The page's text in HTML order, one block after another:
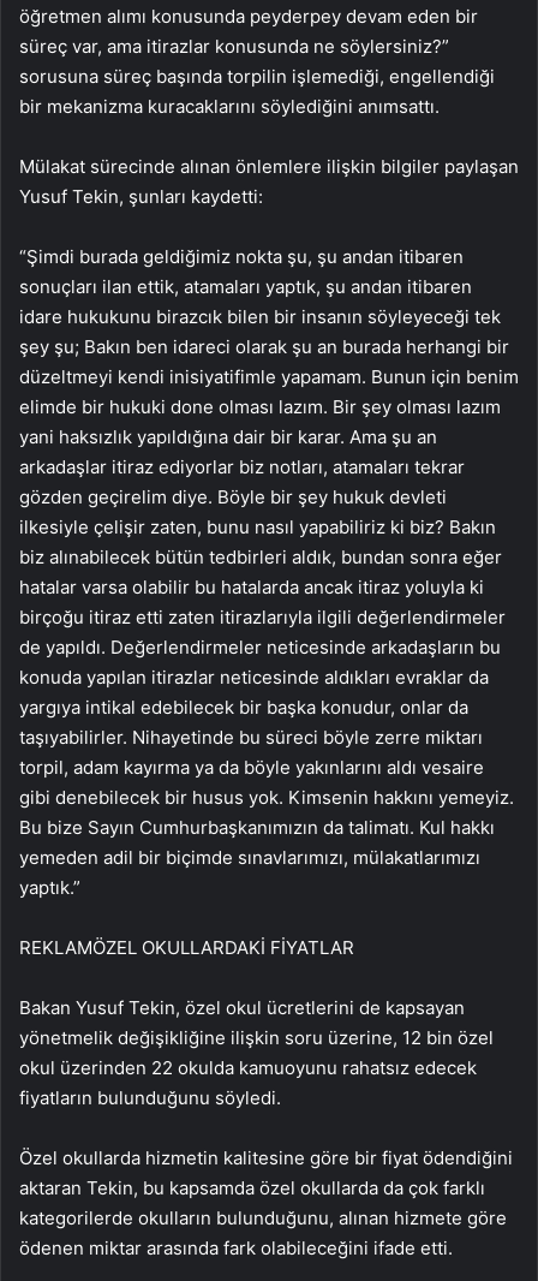
öğretmen alımı konusunda peyderpey devam eden bir
süreç var, ama itirazlar konusunda ne söylersiniz?”
sorusuna süreç başında torpilin işlemediği, engellendiği
bir mekanizma kuracaklarını söylediğini anımsattı.
Mülakat sürecinde alınan önlemlere ilişkin bilgiler paylaşan
Yusuf Tekin, şunları kaydetti:
“Şimdi burada geldiğimiz nokta şu, şu andan itibaren
sonuçları ilan ettik, atamaları yaptık, şu andan itibaren
idare hukukunu birazcık bilen bir insanın söyleyeceği tek
şey şu; Bakın ben idareci olarak şu an burada herhangi bir
düzeltmeyi kendi inisiyatifimle yapamam. Bunun için benim
elimde bir hukuki done olması lazım. Bir şey olması lazım
yani haksızlık yapıldığına dair bir karar. Ama şu an
arkadaşlar itiraz ediyorlar biz notları, atamaları tekrar
gözden geçirelim diye. Böyle bir şey hukuk devleti
ilkesiyle çelişir zaten, bunu nasıl yapabiliriz ki biz? Bakın
biz alınabilecek bütün tedbirleri aldık, bundan sonra eğer
hatalar varsa olabilir bu hatalarda ancak itiraz yoluyla ki
birçoğu itiraz etti zaten itirazlarıyla ilgili değerlendirmeler
de yapıldı. Değerlendirmeler neticesinde arkadaşların bu
konuda yapılan itirazlar neticesinde aldıkları evraklar da
yargıya intikal edebilecek bir başka konudur, onlar da
taşıyabilirler. Nihayetinde bu süreci böyle zerre miktarı
torpil, adam kayırma ya da böyle yakınlarını aldı vesaire
gibi denebilecek bir husus yok. Kimsenin hakkını yemeyiz.
Bu bize Sayın Cumhurbaşkanımızın da talimatı. Kul hakkı
yemeden adil bir biçimde sınavlarımızı, mülakatlarımızı
yaptık.”
REKLAMÖZEL OKULLARDAKİ FİYATLAR
Bakan Yusuf Tekin, özel okul ücretlerini de kapsayan
yönetmelik değişikliğine ilişkin soru üzerine, 12 bin özel
okul üzerinden 22 okulda kamuoyunu rahatsız edecek
fiyatların bulunduğunu söyledi.
Özel okullarda hizmetin kalitesine göre bir fiyat ödendiğini
aktaran Tekin, bu kapsamda özel okullarda da çok farklı
kategorilerde okulların bulunduğunu, alınan hizmete göre
ödenen miktar arasında fark olabileceğini ifade etti.